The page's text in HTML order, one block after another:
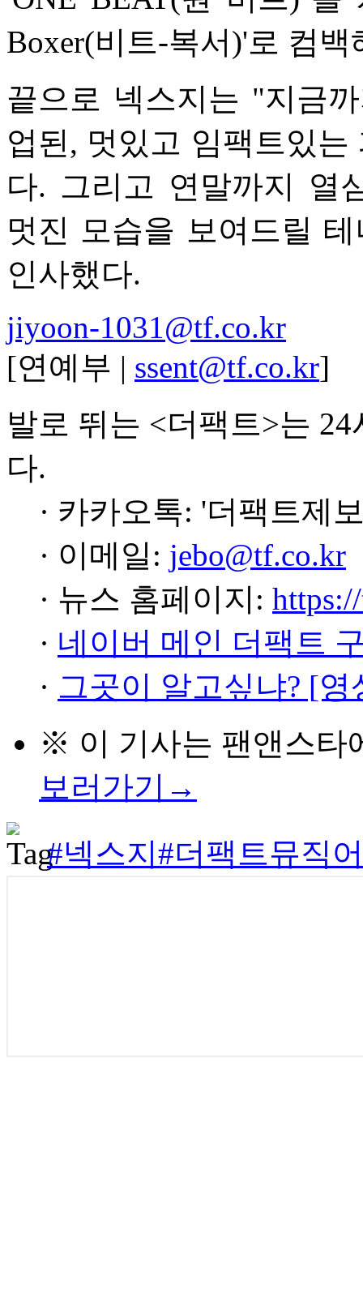
Boxer(비트-복서)'로 컴
끝으로 넥스지는 "지금
업된, 멋있고 임팩트있
다. 그리고 연말까지 열
멋진 모습을 보여드릴
인사했다.
jiyoon-1031@tf.co.kr
[연예부 | ssent@tf.co.kr]
발로 뛰는 <더팩트>는
다.
· 카카오톡: '더팩트제
· 이메일: jebo@tf.co.kr
· 뉴스 홈페이지:
· 네이버 메인 더팩트
· 그곳이 알고싶냐? [
※ 이 기사는 팬앤스타
보러가기→
#넥스지#더팩트뮤직